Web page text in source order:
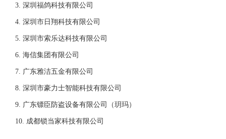
深圳福鸽科技有限公司
深圳市日翔科技有限公司
深圳市索乐达科技有限公司
海信集团有限公司
广东雅洁五金有限公司
深圳市豪力士智能科技有限公司
广东镖臣防盗设备有限公司（玥玛）
成都锁当家科技有限公司